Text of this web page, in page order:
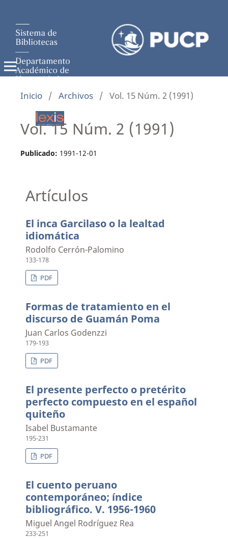
Inicio / Archivos / Vol. 15 Núm. 2 (1991)
Vol. 15 Núm. 2 (1991)
Publicado: 1991-12-01
Artículos
El inca Garcilaso o la lealtad
idiomática
Rodolfo Cerrón-Palomino
133-178
PDF
Formas de tratamiento en el
discurso de Guamán Poma
Juan Carlos Godenzzi
179-193
PDF
El presente perfecto o pretérito
perfecto compuesto en el español
quiteño
Isabel Bustamante
195-231
PDF
El cuento peruano
contemporáneo; índice
bibliográfico. V. 1956-1960
Miguel Angel Rodríguez Rea
233-251